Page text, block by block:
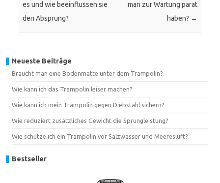
es und wie beeinflussen sie
den Absprung?
man zur Wartung parat
haben? →
Neueste Beiträge
Braucht man eine Bodenmatte unter dem Trampolin?
Wie kann ich das Trampolin leiser machen?
Wie kann ich mein Trampolin gegen Diebstahl sichern?
Wie reduziert zusätzliches Gewicht die Sprungleistung?
Wie schütze ich ein Trampolin vor Salzwasser und Meeresluft?
Bestseller